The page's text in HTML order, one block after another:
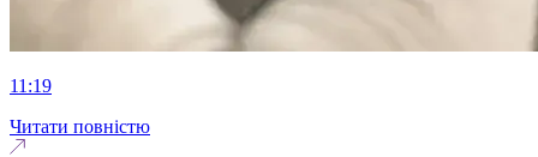
11:19
Читати повністю